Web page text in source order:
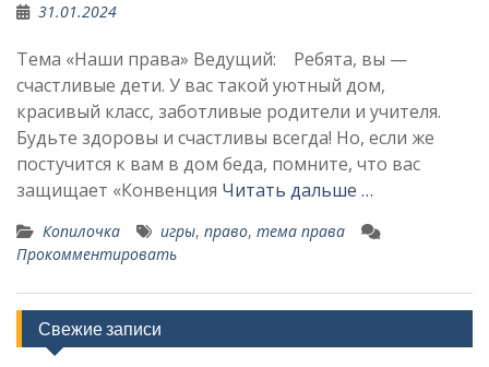
31.01.2024
Тема «Наши права» Ведущий: Ребята, вы —
счастливые дети. У вас та­кой уютный дом,
красивый класс, заботливые родители и учителя.
Будьте здоровы и счастливы всегда! Но, если же
постучится к вам в дом беда, помните, что вас
защищает «Конвенция Читать дальше …
Копилочка игры, право, тема права
Прокомментировать
Свежие записи